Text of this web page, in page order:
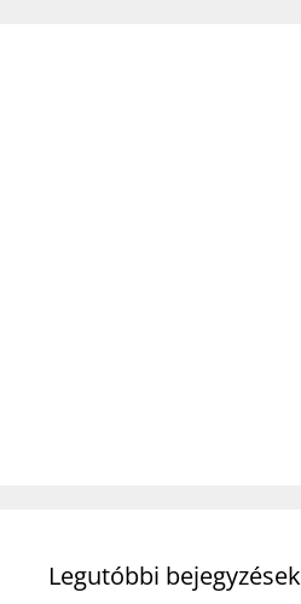
Legutóbbi bejegyzések